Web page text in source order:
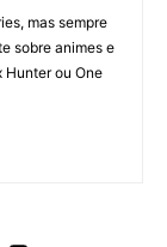
mas sempre
sobre animes e
ou One